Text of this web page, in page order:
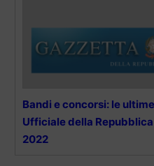
Bandi e concorsi: le
Ufficiale della
2022